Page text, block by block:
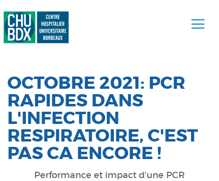
OCTOBRE 2021: PCR
RAPIDES DANS
L'INFECTION
RESPIRATOIRE, C'EST
PAS CA ENCORE !
Performance et impact d'une PCR